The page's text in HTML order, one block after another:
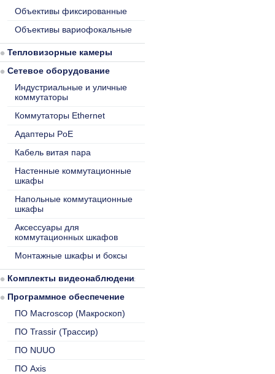
Объективы фиксированные
Объективы вариофокальные
Тепловизорные камеры
Сетевое оборудование
Индустриальные и уличные
коммутаторы
Коммутаторы Ethernet
Адаптеры PoE
Кабель витая пара
Настенные коммутационные
шкафы
Напольные коммутационные
шкафы
Аксессуары для
коммутационных шкафов
Монтажные шкафы и боксы
Комплекты видеонаблюдения
Программное обеспечение
ПО Macroscop (Макроскоп)
ПО Trassir (Трассир)
ПО NUUO
ПО Axis